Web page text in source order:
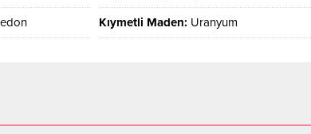
Kıymetli Maden: Uranyum